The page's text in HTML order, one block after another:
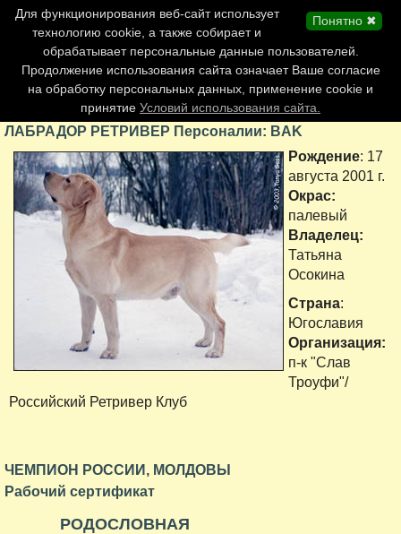
Главная страница
Обновления сайта
Контакты
Персоналии
Форум
ЛАБРАДОР РЕТРИВЕР Персоналии: BAK
Рождение: 17
августа 2001 г.
Окрас:
палевый
Владелец:
Татьяна
Осокина
Страна:
Югославия
Организация:
п-к "Слав
Троуфи"/
Российский Ретривер Клуб
ЧЕМПИОН РОССИИ, МОЛДОВЫ
Рабочий сертификат
РОДОСЛОВНАЯ
Понятно ✖
Для функционирования веб-сайт использует
технологию cookie, а также собирает и
обрабатывает персональные данные пользователей.
Продолжение использования сайта означает Ваше согласие
на обработку персональных данных, применение cookie и
принятие Условий использования сайта.